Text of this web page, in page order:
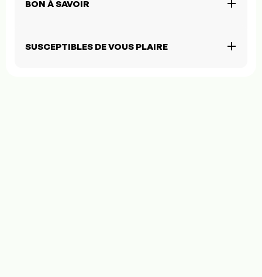
BON À SAVOIR
SUSCEPTIBLES DE VOUS PLAIRE